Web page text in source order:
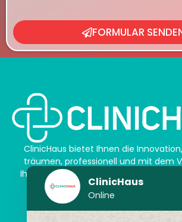
FORMULAR
ClinicHaus bietet Ihnen die
träumen, professionell und mit dem
Ihnen magische Akzente zu verleihen.
sich selbst ein neues „Ich“.
ClinicHaus
Online